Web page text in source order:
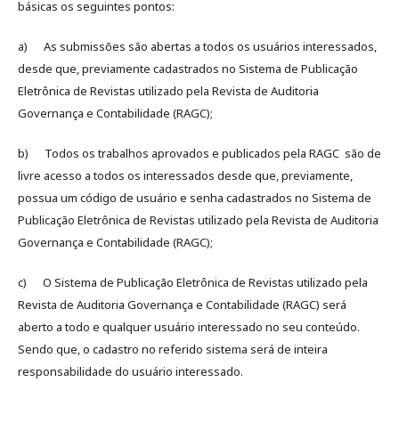
básicas os seguintes pontos:
a) As submissões são abertas a todos os usuários interessados,
desde que, previamente cadastrados no Sistema de Publicação
Eletrônica de Revistas utilizado pela Revista de Auditoria
Governança e Contabilidade (RAGC);
b) Todos os trabalhos aprovados e publicados pela RAGC são de
livre acesso a todos os interessados desde que, previamente,
possua um código de usuário e senha cadastrados no Sistema de
Publicação Eletrônica de Revistas utilizado pela Revista de Auditoria
Governança e Contabilidade (RAGC);
c) O Sistema de Publicação Eletrônica de Revistas utilizado pela
Revista de Auditoria Governança e Contabilidade (RAGC) será
aberto a todo e qualquer usuário interessado no seu conteúdo.
Sendo que, o cadastro no referido sistema será de inteira
responsabilidade do usuário interessado.